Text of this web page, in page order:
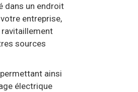
dans un endroit
entreprise,
sources
ainsi
électrique